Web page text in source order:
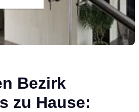
Bezirk
zu Hause: